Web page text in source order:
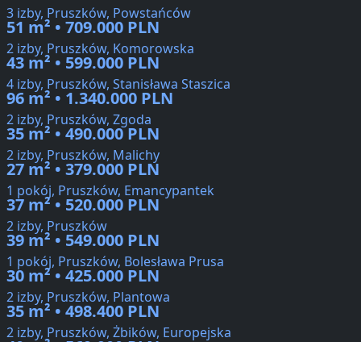
3 izby, Pruszków, Powstańców
51 m² • 709.000 PLN
2 izby, Pruszków, Komorowska
43 m² • 599.000 PLN
4 izby, Pruszków, Stanisława Staszica
96 m² • 1.340.000 PLN
2 izby, Pruszków, Zgoda
35 m² • 490.000 PLN
2 izby, Pruszków, Malichy
27 m² • 379.000 PLN
1 pokój, Pruszków, Emancypantek
37 m² • 520.000 PLN
2 izby, Pruszków
39 m² • 549.000 PLN
1 pokój, Pruszków, Bolesława Prusa
30 m² • 425.000 PLN
2 izby, Pruszków, Plantowa
35 m² • 498.400 PLN
2 izby, Pruszków, Żbików, Europejska